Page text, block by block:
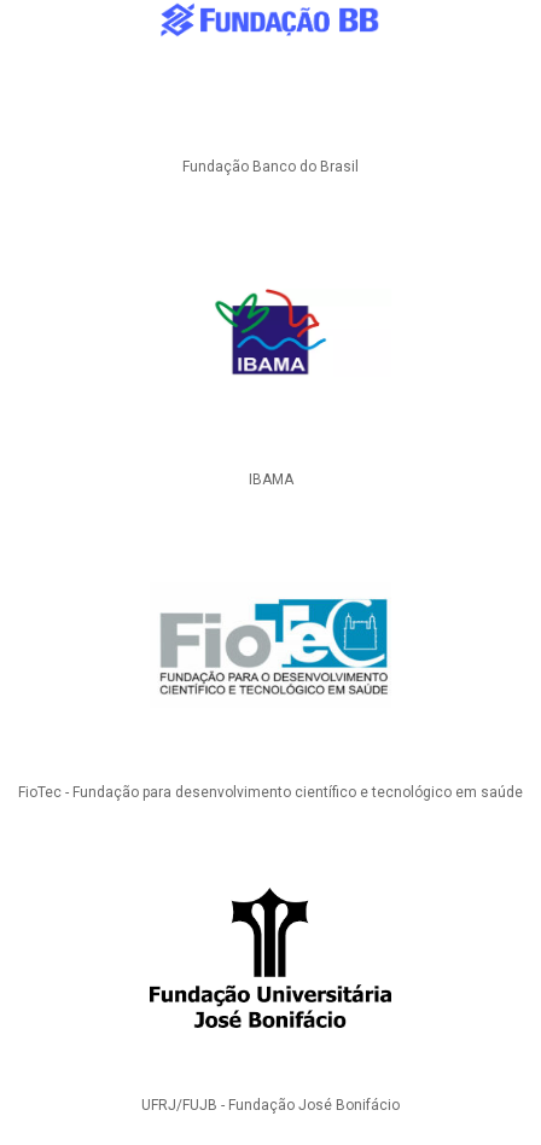
Fundação Banco do Brasil
IBAMA
FioTec - Fundação para desenvolvimento científico e tecnológico em saúde
UFRJ/FUJB - Fundação José Bonifácio